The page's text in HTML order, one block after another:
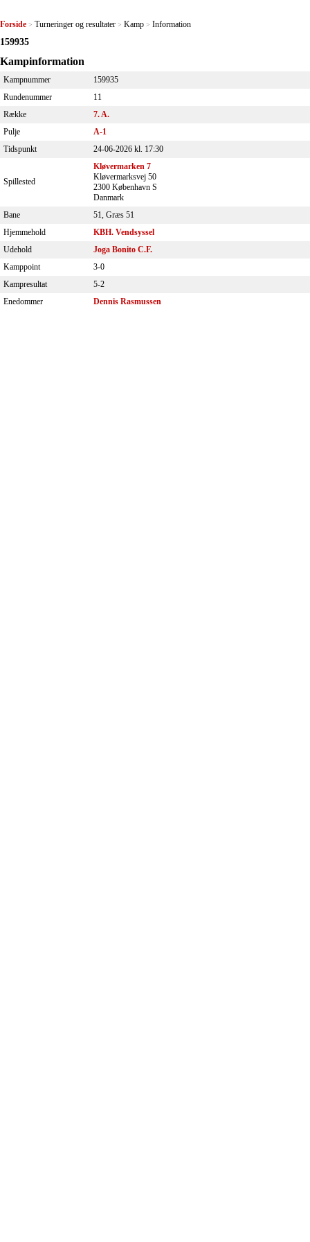
Forside > Turneringer og resultater > Kamp > Information
159935
Kampinformation
Kampnummer
159935
Rundenummer
11
Række
7. A.
Pulje
A-1
Tidspunkt
24-06-2026 kl. 17:30
Spillested
Kløvermarken 7
Kløvermarksvej 50
2300 København S
Danmark
Bane
51, Græs 51
Hjemmehold
KBH. Vendsyssel
Udehold
Joga Bonito C.F.
Kamppoint
3-0
Kampresultat
5-2
Enedommer
Dennis Rasmussen